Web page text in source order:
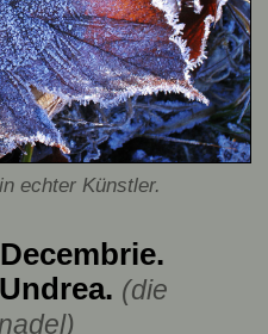
echter Künstler.
(die